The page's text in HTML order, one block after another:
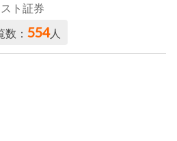
ト証券
数：554人